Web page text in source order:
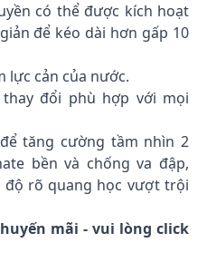
có thể được kích hoạt
để kéo dài hơn gấp 10
lực cản của nước.
đổi phù hợp với mọi
tăng cường tầm nhìn 2
bền và chống va đập,
rõ quang học vượt trội
mãi - vui lòng click